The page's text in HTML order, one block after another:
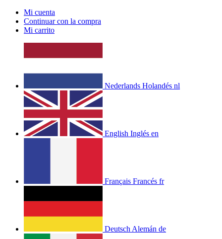
Mi cuenta
Continuar con la compra
Mi carrito
Nederlands Holandés nl
English Inglés en
Français Francés fr
Deutsch Alemán de